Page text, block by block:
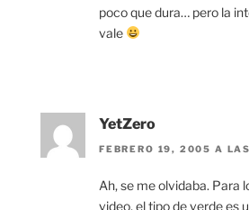
poco que dura… pero la
vale
YetZero
FEBRERO 19, 2005 A
Ah, se me olvidaba. Para
video, el tipo de verde es